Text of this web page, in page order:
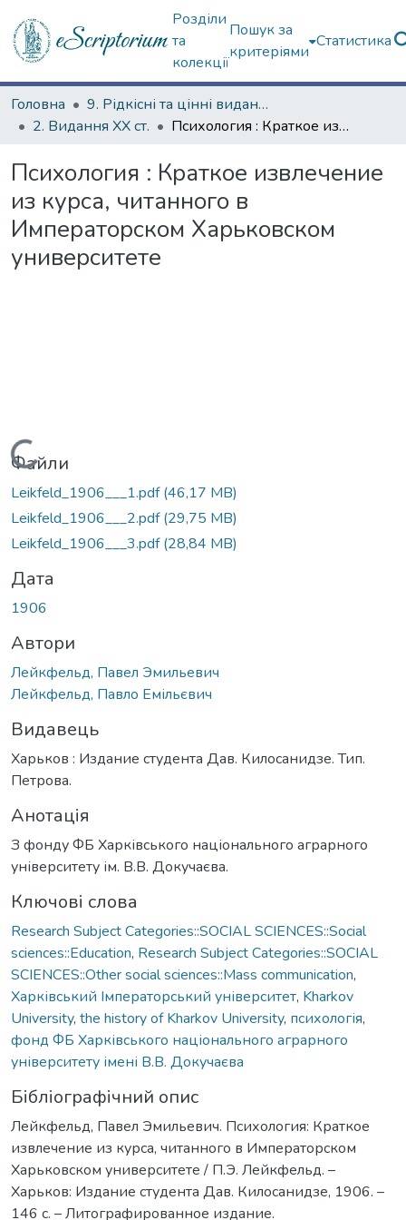
Розділи
та
колекції
Пошук за
критеріями
Статистика
Головна
9. Рідкісні та цінні видання
2. Видання ХХ ст.
Психология : Краткое извлечение из курса, читанного в Императорском Харьковском университете
Психология : Краткое извлечение
из курса, читанного в
Императорском Харьковском
университете
Вантажиться...
Файли
Leikfeld_1906___1.pdf(46,17 MB)
Leikfeld_1906___2.pdf(29,75 MB)
Leikfeld_1906___3.pdf(28,84 MB)
Дата
1906
Автори
Лейкфельд, Павел Эмильевич
Лейкфельд, Павло Емільєвич
Видавець
Харьков : Издание студента Дав. Килосанидзе. Тип.
Петрова.
Анотація
З фонду ФБ Харківського національного аграрного
університету ім. В.В. Докучаєва.
Ключові слова
Research Subject Categories::SOCIAL SCIENCES::Social
sciences::Education, Research Subject Categories::SOCIAL
SCIENCES::Other social sciences::Mass communication,
Харківський Імператорський університет, Kharkov
University, the history of Kharkov University, психологія,
фонд ФБ Харківського національного аграрного
університету імені В.В. Докучаєва
Бібліографічний опис
Лейкфельд, Павел Эмильевич. Психология: Краткое
извлечение из курса, читанного в Императорском
Харьковском университете / П.Э. Лейкфельд. –
Харьков: Издание студента Дав. Килосанидзе, 1906. –
146 с. – Литографированное издание.